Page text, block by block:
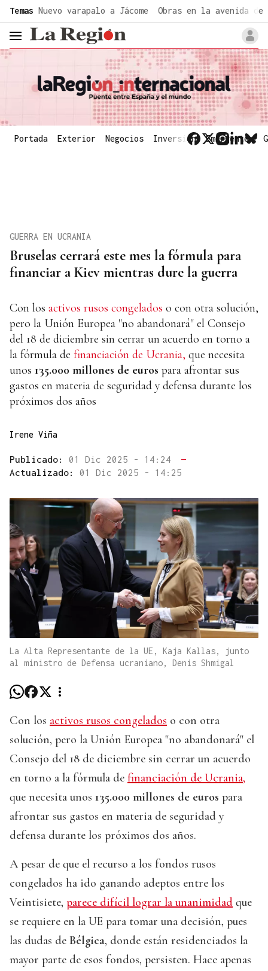
Temas Nuevo varapalo a Jácome Obras en la avenida de
header.menu.open
Portada Exterior Negocios Inversión Emergentes
Bruselas cerrará este mes la fórmula para
financiar a Kiev mientras dure la guerra
GUERRA EN UCRANIA
Con los activos rusos congelados o con otra solución,
pero la Unión Europea "no abandonará" el Consejo
del 18 de diciembre sin cerrar un acuerdo en torno a
la fórmula de financiación de Ucrania, que necesita
unos 135.000 millones de euros para afrontar sus
gastos en materia de seguridad y defensa durante los
próximos dos años
Irene Viña
Publicado: 01 Dic 2025 - 14:24
—
Actualizado: 01 Dic 2025 - 14:25
La Alta Representante de la UE, Kaja Kallas, junto
al ministro de Defensa ucraniano, Denis Shmigal
Con los activos rusos congelados o con otra
solución, pero la Unión Europea "no abandonará" el
Consejo del 18 de diciembre sin cerrar un acuerdo
en torno a la fórmula de financiación de Ucrania,
que necesita unos 135.000 millones de euros para
afrontar sus gastos en materia de seguridad y
defensa durante los próximos dos años.
A pesar de que el recurso a los fondos rusos
congelados ha ido ganando adeptos entre los
Veintisiete, parece difícil lograr la unanimidad que
se requiere en la UE para tomar una decisión, pues
las dudas de Bélgica, donde están residenciados la
mayor parte de esos fondos, persisten. Hace apenas